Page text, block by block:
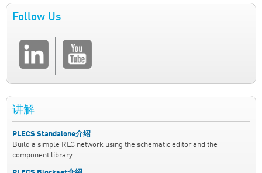
Follow Us
讲解
PLECS Standalone介绍
Build a simple RLC network using the schematic editor and the
component library.